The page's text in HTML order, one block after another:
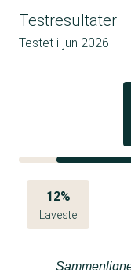
Testresultater
Testet i jun 2026
12%
Laveste